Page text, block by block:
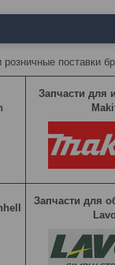
поставки
Запчасти для
Запчасти для